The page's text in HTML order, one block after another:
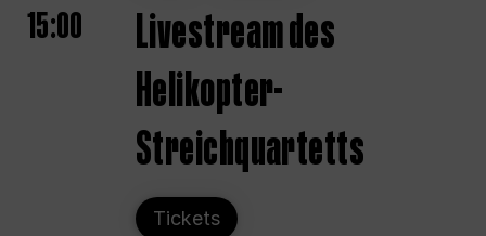
15:00
Livestream des
Helikopter-
Streichquartetts
Tickets